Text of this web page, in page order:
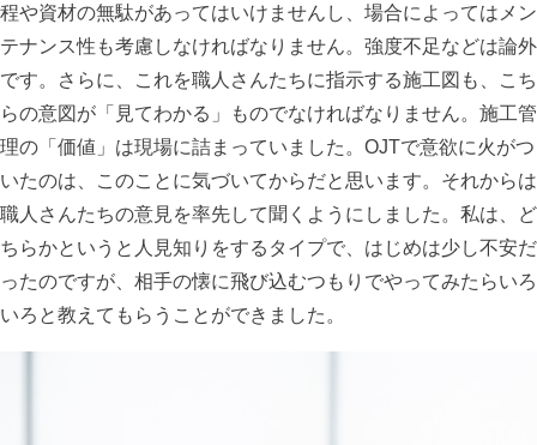
程や資材の無駄があってはいけませんし、場合によってはメン
テナンス性も考慮しなければなりません。強度不足などは論外
です。さらに、これを職人さんたちに指示する施工図も、こち
らの意図が「見てわかる」ものでなければなりません。施工管
理の「価値」は現場に詰まっていました。OJTで意欲に火がつ
いたのは、このことに気づいてからだと思います。それからは
職人さんたちの意見を率先して聞くようにしました。私は、ど
ちらかというと人見知りをするタイプで、はじめは少し不安だ
ったのですが、相手の懐に飛び込むつもりでやってみたらいろ
いろと教えてもらうことができました。